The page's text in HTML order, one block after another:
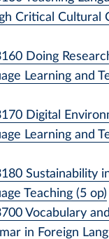
Critical Cultural
Doing
Learning and
Digital
Learning and
Sustainability
Teaching (5 op)
Vocabulary and
in Foreign